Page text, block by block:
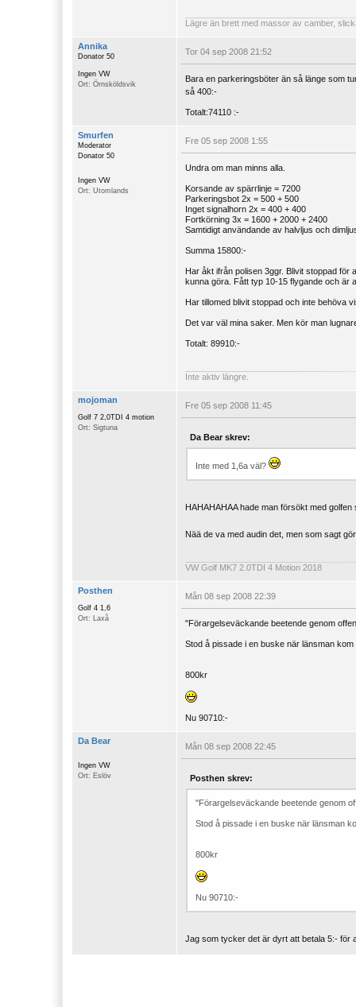
Lägre än brett med massor av camber,
Annika
Donator 50
Ingen VW
Ort: Örnsköldsvik
Tor 04 sep 2008 21:52
Bara en parkeringsböter än så länge som
så 400:-
Totalt:74110 :-
Smurfen
Moderator
Donator 50
Ingen VW
Ort: Utomlands
Fre 05 sep 2008 1:55
Undra om man minns alla.
Korsande av spärrlinje = 7200
Parkeringsbot 2x = 500 + 500
Inget signalhorn 2x = 400 + 400
Fortkörning 3x = 1600 + 2000 + 2400
Samtidigt användande av halvljus och
Summa 15800:-
Har åkt ifrån polisen 3ggr. Blivit stoppad för
kunna göra. Fått typ 10-15 flygande och är
Har tillomed blivit stoppad och inte behöva
Det var väl mina saker. Men kör man
Totalt: 89910:-
Inte aktiv längre.
mojoman
Golf 7 2,0TDI 4 motion
Ort: Sigtuna
Fre 05 sep 2008 11:45
Da Bear skrev:
Inte med 1,6a väl?
HAHAHAHAA hade man försökt med
Nää de va med audin det, men som sagt
VW Golf MK7 2.0TDI 4 Motion 2018
Posthen
Golf 4 1,6
Ort: Laxå
Mån 08 sep 2008 22:39
"Förargelseväckande beetende genom
Stod å pissade i en buske när länsman
800kr
Nu 90710:-
Da Bear
Ingen VW
Ort: Eslöv
Mån 08 sep 2008 22:45
Posthen skrev:
"Förargelseväckande beetende genom
Stod å pissade i en buske när länsman
800kr
Nu 90710:-
Jag som tycker det är dyrt att betala 5:- för